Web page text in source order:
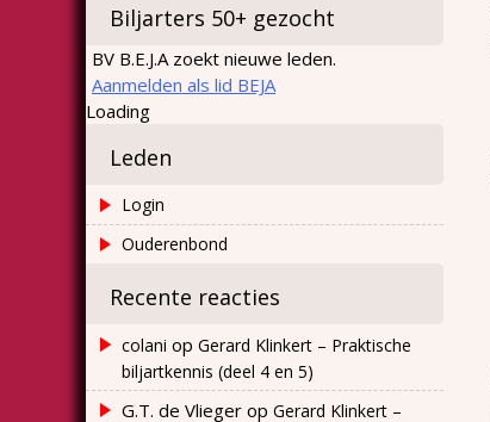
Biljarters 50+ gezocht
BV B.E.J.A zoekt nieuwe leden.
Aanmelden als lid BEJA
Loading
Leden
Login
Ouderenbond
Recente reacties
colani op Gerard Klinkert – Praktische
biljartkennis (deel 4 en 5)
G.T. de Vlieger op Gerard Klinkert –